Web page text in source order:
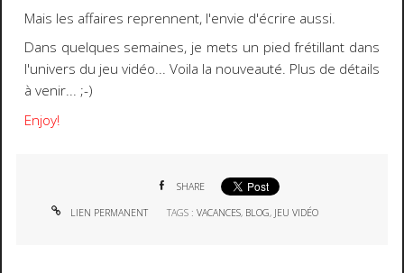
Mais les affaires reprennent, l'envie d'écrire aussi.
Dans quelques semaines, je mets un pied frétillant dans
l'univers du jeu vidéo... Voila la nouveauté. Plus de détails
à venir... ;-)
Enjoy!
SHARE
LIEN PERMANENT TAGS :VACANCES, BLOG, JEU VIDÉO